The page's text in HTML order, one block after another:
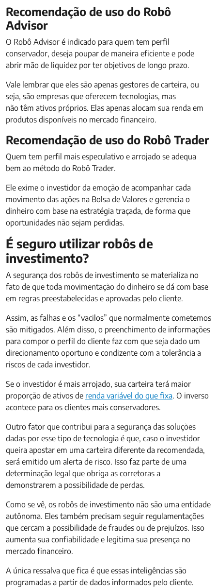
Recomendação de uso do Robô
Advisor
O Robô Advisor é indicado para quem tem perfil
conservador, deseja poupar de maneira eficiente e pode
abrir mão de liquidez por ter objetivos de longo prazo.
Vale lembrar que eles são apenas gestores de carteira, ou
seja, são empresas que oferecem tecnologias, mas
não têm ativos próprios. Elas apenas alocam sua renda em
produtos disponíveis no mercado financeiro.
Recomendação de uso do Robô Trader
Quem tem perfil mais especulativo e arrojado se adequa
bem ao método do Robô Trader.
Ele exime o investidor da emoção de acompanhar cada
movimento das ações na Bolsa de Valores e gerencia o
dinheiro com base na estratégia traçada, de forma que
oportunidades não sejam perdidas.
É seguro utilizar robôs de
investimento?
A segurança dos robôs de investimento se materializa no
fato de que toda movimentação do dinheiro se dá com base
em regras preestabelecidas e aprovadas pelo cliente.
Assim, as falhas e os “vacilos” que normalmente cometemos
são mitigados. Além disso, o preenchimento de informações
para compor o perfil do cliente faz com que seja dado um
direcionamento oportuno e condizente com a tolerância a
riscos de cada investidor.
Se o investidor é mais arrojado, sua carteira terá maior
proporção de ativos de renda variável do que fixa. O inverso
acontece para os clientes mais conservadores.
Outro fator que contribui para a segurança das soluções
dadas por esse tipo de tecnologia é que, caso o investidor
queira apostar em uma carteira diferente da recomendada,
será emitido um alerta de risco. Isso faz parte de uma
determinação legal que obriga as corretoras a
demonstrarem a possibilidade de perdas.
Como se vê, os robôs de investimento não são uma entidade
autônoma. Eles também precisam seguir regulamentações
que cercam a possibilidade de fraudes ou de prejuízos. Isso
aumenta sua confiabilidade e legitima sua presença no
mercado financeiro.
A única ressalva que fica é que essas inteligências são
programadas a partir de dados informados pelo cliente.